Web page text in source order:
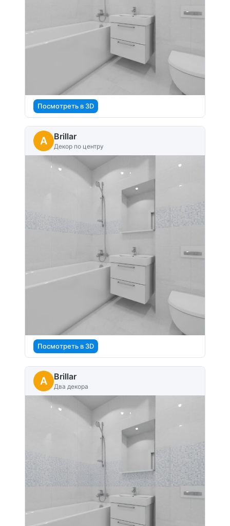
Посмотреть в 3D
A Brillar
Декор по центру
Посмотреть в 3D
A Brillar
Два декора